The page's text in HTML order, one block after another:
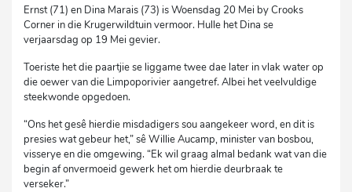
Ernst (71) en Dina Marais (73) is Woensdag 20 Mei by Crooks
Corner in die Krugerwildtuin vermoor. Hulle het Dina se
verjaarsdag op 19 Mei gevier.
Toeriste het die paartjie se liggame twee dae later in vlak water op
die oewer van die Limpoporivier aangetref. Albei het veelvuldige
steekwonde opgedoen.
“Ons het gesê hierdie misdadigers sou aangekeer word, en dit is
presies wat gebeur het,” sê Willie Aucamp, minister van bosbou,
visserye en die omgewing. “Ek wil graag almal bedank wat van die
begin af onvermoeid gewerk het om hierdie deurbraak te
verseker.”